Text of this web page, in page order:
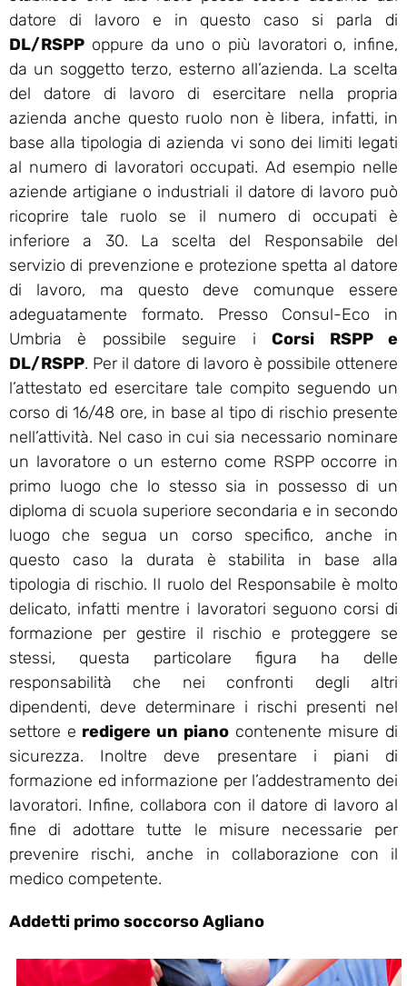
datore di lavoro e in questo caso si parla di
DL/RSPP oppure da uno o più lavoratori o, infine,
da un soggetto terzo, esterno all’azienda. La scelta
del datore di lavoro di esercitare nella propria
azienda anche questo ruolo non è libera, infatti, in
base alla tipologia di azienda vi sono dei limiti legati
al numero di lavoratori occupati. Ad esempio nelle
aziende artigiane o industriali il datore di lavoro può
ricoprire tale ruolo se il numero di occupati è
inferiore a 30. La scelta del Responsabile del
servizio di prevenzione e protezione spetta al datore
di lavoro, ma questo deve comunque essere
adeguatamente formato. Presso Consul-Eco in
Umbria è possibile seguire iCorsi RSPP e
DL/RSPP. Per il datore di lavoro è possibile ottenere
l’attestato ed esercitare tale compito seguendo un
corso di 16/48 ore, in base al tipo di rischio presente
nell’attività. Nel caso in cui sia necessario nominare
un lavoratore o un esterno come RSPP occorre in
primo luogo che lo stesso sia in possesso di un
diploma di scuola superiore secondaria e in secondo
luogo che segua un corso specifico, anche in
questo caso la durata è stabilita in base alla
tipologia di rischio. Il ruolo del Responsabile è molto
delicato, infatti mentre i lavoratori seguono corsi di
formazione per gestire il rischio e proteggere se
stessi, questa particolare figura ha delle
responsabilità che nei confronti degli altri
dipendenti, deve determinare i rischi presenti nel
settore e redigere un piano contenente misure di
sicurezza. Inoltre deve presentare i piani di
formazione ed informazione per l’addestramento dei
lavoratori. Infine, collabora con il datore di lavoro al
fine di adottare tutte le misure necessarie per
prevenire rischi, anche in collaborazione con il
medico competente.
Addetti primo soccorso Agliano